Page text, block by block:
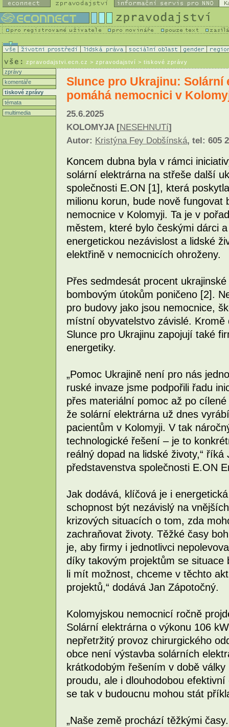
zpravodajstvi.ecn.cz > zpravodajství > tiskové zprávy
zprávy
komentáře
tiskové zprávy
témata
multimedia
Slunce pro Ukrajinu: Solární
pomáhá nemocnici v
25.6.2025
KOLOMYJA [NESEHNUTí]
Autor: Kristýna Fey Dobšínská, tel: 605
Koncem dubna byla v rámci
solární elektrárna na střeše další
společnosti E.ON [1], která
milionu korun, bude nově fungovat
nemocnice v Kolomyji. Ta je v
městem, které bylo českými dárci
energetickou nezávislost a lidské
elektřině v nemocnicích ohroženy.
Přes sedmdesát procent
bombovým útokům poničeno [2].
pro budovy jako jsou nemocnice,
místní obyvatelstvo závislé.
Slunce pro Ukrajinu zapojují také
energetiky.
„Pomoc Ukrajině není pro nás
ruské invaze jsme podpořili řadu
přes materiální pomoc až po
že solární elektrárna už dnes
pacientům v Kolomyji. V tak
technologické řešení – je to
reálný dopad na lidské životy,“
představenstva společnosti E.ON
Jak dodává, klíčová je i
schopnost být nezávislý na
krizových situacích o tom, zda
zachraňovat životy. Těžké časy
je, aby firmy i jednotlivci
díky takovým projektům se
li mít možnost, chceme v těchto
projektů,“ dodává Jan Zápotočný.
Kolomyjskou nemocnicí ročně
Solární elektrárna o výkonu 106
nepřetržitý provoz chirurgického
obce není výstavba solárních
krátkodobým řešením v době
proudu, ale i dlouhodobou
se tak v budoucnu mohou stát
„Naše země prochází těžkými